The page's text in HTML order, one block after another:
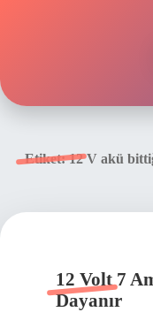
Etiket:12 V akü
12 Volt 7
Dayanır